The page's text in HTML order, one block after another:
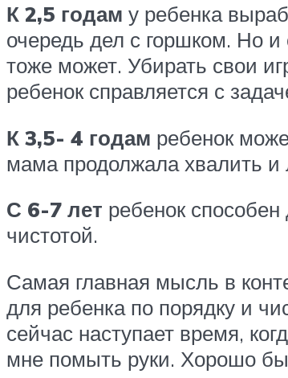
К 2,5 годам у ребенка
очередь дел с горшком. Но
тоже может. Убирать свои
ребенок справляется с
К 3,5- 4 годам ребенок
мама продолжала хвалить и
С 6-7 лет ребенок способен
чистотой.
Самая главная мысль в
для ребенка по порядку и
сейчас наступает время,
мне помыть руки. Хорошо бы